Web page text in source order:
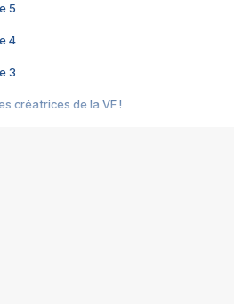
5
4
3
créatrices de la VF !